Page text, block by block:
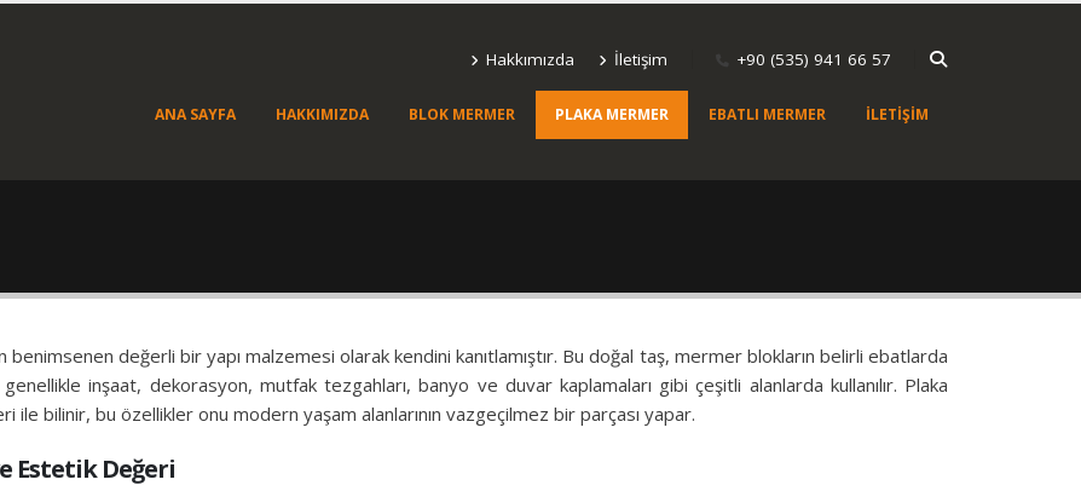
Hakkımızda İletişim +90 (535) 941 66 57
ANA SAYFA HAKKIMIZDA BLOK MERMER PLAKA MERMER EBATLI MERMER İLETIŞIM
benimsenen değerli bir yapı malzemesi olarak kendini kanıtlamıştır. Bu doğal taş, mermer blokların belirli ebatlarda
inşaat, dekorasyon, mutfak tezgahları, banyo ve duvar kaplamaları gibi çeşitli alanlarda kullanılır. Plaka
ile bilinir, bu özellikler onu modern yaşam alanlarının vazgeçilmez bir parçası yapar.
Estetik Değeri